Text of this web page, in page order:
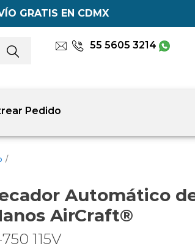
GRATIS EN CDMX
55 5605 3214
Pedido
/
Automático
AirCraft®
115V